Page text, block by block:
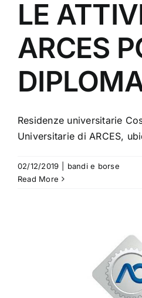
LE
ARCES
Residenze universitarie
Universitarie di ARCES,
02/12/2019
bandi e borse
Read More